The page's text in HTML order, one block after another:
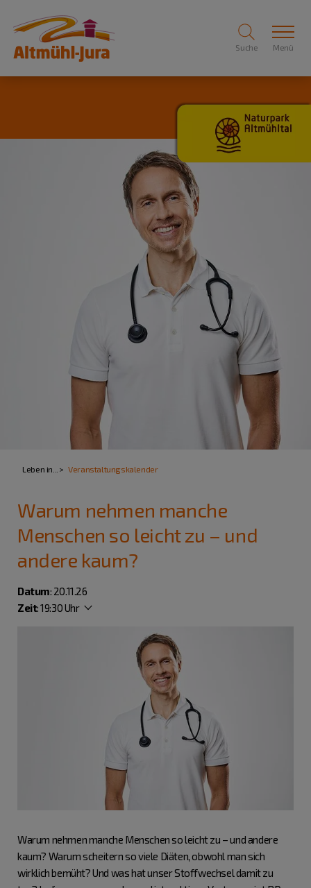
Suche Menü
Leben in... Veranstaltungskalender
Warum nehmen manche
Menschen so leicht zu – und
andere kaum?
Datum: 20.11.26
Zeit:19:30 Uhr
Warum nehmen manche Menschen so leicht zu – und andere
kaum? Warum scheitern so viele Diäten, obwohl man sich
wirklich bemüht? Und was hat unser Stoffwechsel damit zu